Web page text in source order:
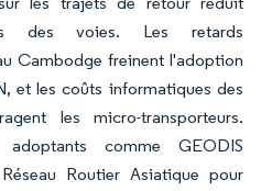
des voies. Les retards
Cambodge freinent l'adoption
et les coûts informatiques des
les micro-transporteurs.
comme GEODIS
Routier Asiatique pour